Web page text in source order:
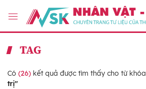
TAG
Có (26) kết quả được tìm thấy cho từ khóa
trị"